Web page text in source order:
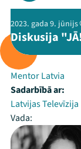
2023. gada 9. jūnijs
Diskusija
Rīko:
Mentor Latvia
Sadarbībā ar:
Latvijas Televīzija
Vada: